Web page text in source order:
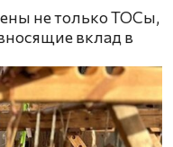
не только ТОСы,
вклад в